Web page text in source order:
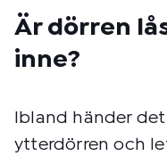
Är dörren
inne?
Ibland händer
ytterdörren och